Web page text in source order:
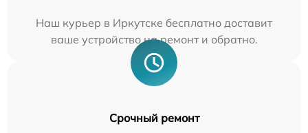
Наш курьер в Иркутске бесплатно доставит
ваше устройство на ремонт и обратно.
Срочный ремонт